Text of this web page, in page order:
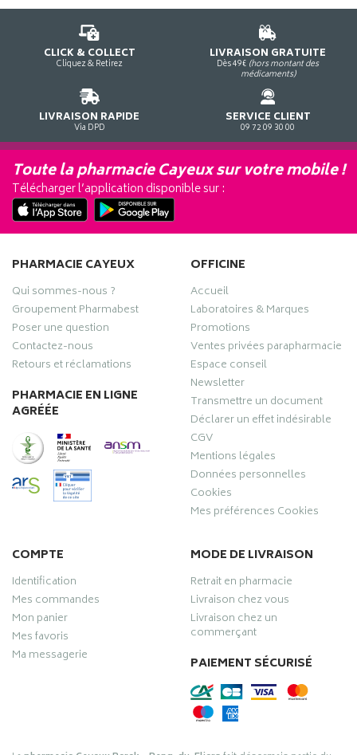
CLICK & COLLECT
Cliquez & Retirez
LIVRAISON GRATUITE
Dès 49€ (hors montant des
médicaments)
LIVRAISON RAPIDE
Via DPD
SERVICE CLIENT
09 72 09 30 00
Toute la pharmacie Cayeux sur votre mobile !
Télécharger l’application disponible sur :
PHARMACIE CAYEUX
Qui sommes-nous ?
Groupement Pharmabest
Poser une question
Contactez-nous
Retours et réclamations
PHARMACIE EN LIGNE
AGRÉÉE
OFFICINE
Accueil
Laboratoires & Marques
Promotions
Ventes privées parapharmacie
Espace conseil
Newsletter
Transmettre un document
Déclarer un effet indésirable
CGV
Mentions légales
Données personnelles
Cookies
Mes préférences Cookies
COMPTE
Identification
Mes commandes
Mon panier
Mes favoris
Ma messagerie
MODE DE LIVRAISON
Retrait en pharmacie
Livraison chez vous
Livraison chez un
commerçant
PAIEMENT SÉCURISÉ